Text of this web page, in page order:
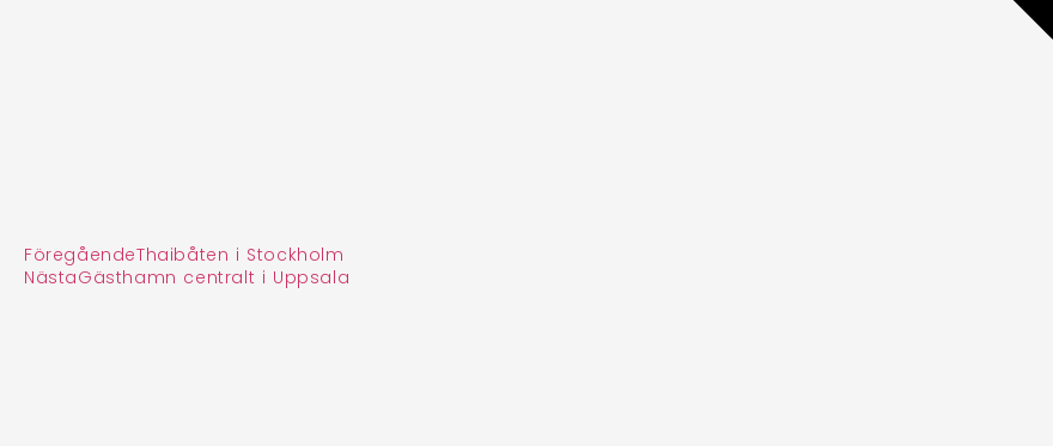
FöregåendeThaibåten i Stockholm
NästaGästhamn centralt i Uppsala